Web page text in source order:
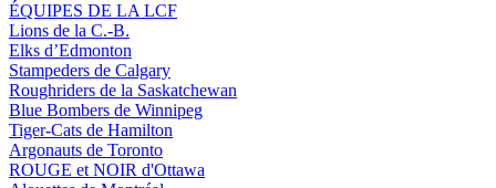
ÉQUIPES DE LA LCF
Lions de la C.-B.
Elks d’Edmonton
Stampeders de Calgary
Roughriders de la Saskatchewan
Blue Bombers de Winnipeg
Tiger-Cats de Hamilton
Argonauts de Toronto
ROUGE et NOIR d'Ottawa